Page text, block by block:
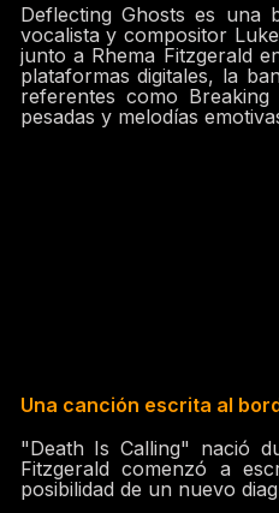
Deflecting Ghosts es una
vocalista y compositor
junto a Rhema Fitzgerald
plataformas digitales, la
referentes como
pesadas y melodías
Una canción escrita al
"Death Is Calling" nació
Fitzgerald comenzó a
posibilidad de un nuevo